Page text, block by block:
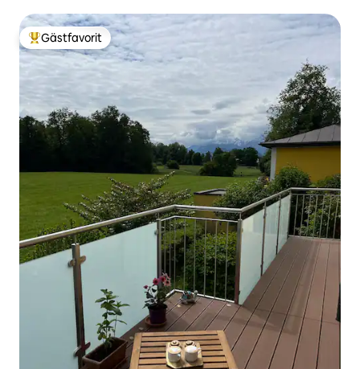
Populär gästfavorit
Gästfavorit